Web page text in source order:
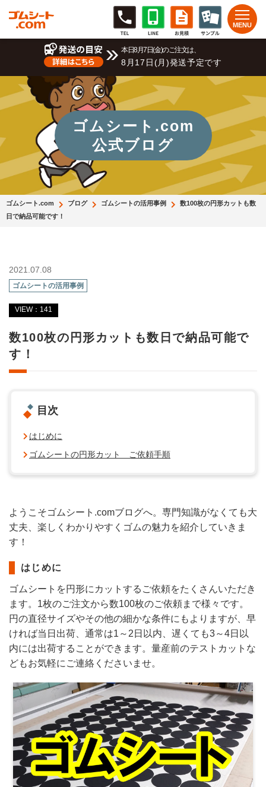
本日8月7日(金)のご注文は、
8月17日(月)発送予定です
ゴムシート.com
公式ブログ
ゴムシート.com ブログ ゴムシートの活用事例
数100枚の円形カットも数
日で納品可能です！
2021.07.08
ゴムシートの活用事例
VIEW：141
数100枚の円形カットも数日で納品可能で
す！
目次
はじめに
ゴムシートの円形カット ご依頼手順
ようこそゴムシート.comブログへ。専門知識がなくても大
丈夫、楽しくわかりやすくゴムの魅力を紹介していきま
す！
はじめに
ゴムシートを円形にカットするご依頼をたくさんいただき
ます。1枚のご注文から数100枚のご依頼まで様々です。
円の直径サイズやその他の細かな条件にもよりますが、早
ければ当日出荷、通常は1～2日以内、遅くても3～4日以
内には出荷することができます。量産前のテストカットな
どもお気軽にご連絡くださいませ。